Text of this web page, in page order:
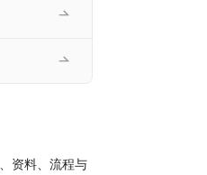
资料、流程与